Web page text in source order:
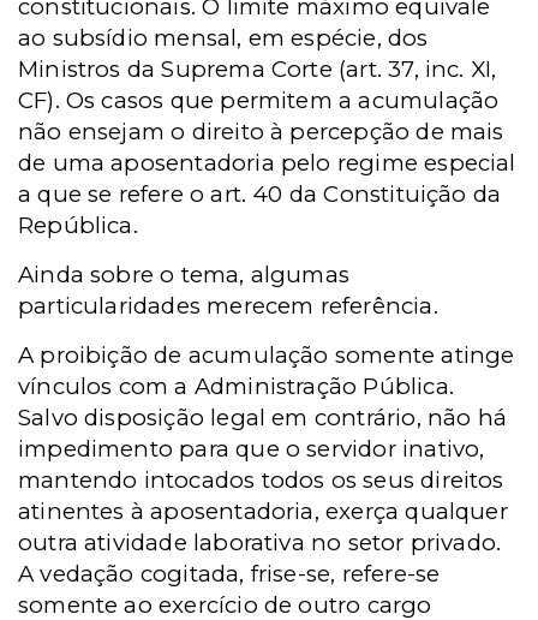
constitucionais. O limite máximo equivale
ao subsídio mensal, em espécie, dos
Ministros da Suprema Corte (art. 37, inc. XI,
CF). Os casos que permitem a acumulação
não ensejam o direito à percepção de mais
de uma aposentadoria pelo regime especial
a que se refere o art. 40 da Constituição da
República.
Ainda sobre o tema, algumas
particularidades merecem referência.
A proibição de acumulação somente atinge
vínculos com a Administração Pública.
Salvo disposição legal em contrário, não há
impedimento para que o servidor inativo,
mantendo intocados todos os seus direitos
atinentes à aposentadoria, exerça qualquer
outra atividade laborativa no setor privado.
A vedação cogitada, frise-se, refere-se
somente ao exercício de outro cargo